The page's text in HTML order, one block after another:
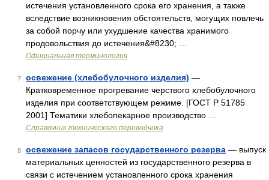
истечения установленного срока его хранения, а также
вследствие возникновения обстоятельств, могущих повлечь
за собой порчу или ухудшение качества хранимого
продовольствия до истечения&#8230; …
Официальная терминология
7 освежение (хлебобулочного изделия) —
Кратковременное прогревание черствого хлебобулочного
изделия при соответствующем режиме. [ГОСТ Р 51785
2001] Тематики хлебопекарное производство …
Справочник технического переводчика
8 освежение запасов государственного резерва — выпуск
материальных ценностей из государственного резерва в
связи с истечением установленного срока хранения